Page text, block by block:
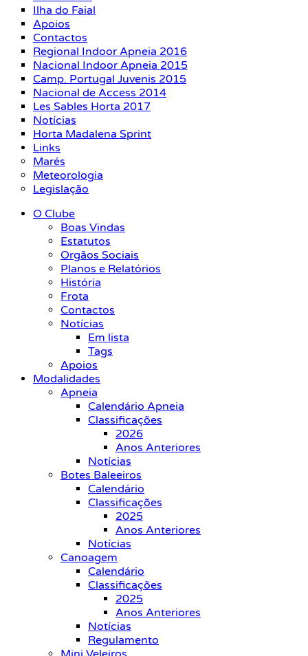
Ilha do Faial
Apoios
Contactos
Regional Indoor Apneia 2016
Nacional Indoor Apneia 2015
Camp. Portugal Juvenis 2015
Nacional de Access 2014
Les Sables Horta 2017
Notícias
Horta Madalena Sprint
Links
Marés
Meteorologia
Legislação
O Clube
Boas Vindas
Estatutos
Orgãos Sociais
Planos e Relatórios
História
Frota
Contactos
Notícias
Em lista
Tags
Apoios
Modalidades
Apneia
Calendário Apneia
Classificações
2026
Anos Anteriores
Notícias
Botes Baleeiros
Calendário
Classificações
2025
Anos Anteriores
Notícias
Canoagem
Calendário
Classificações
2025
Anos Anteriores
Notícias
Regulamento